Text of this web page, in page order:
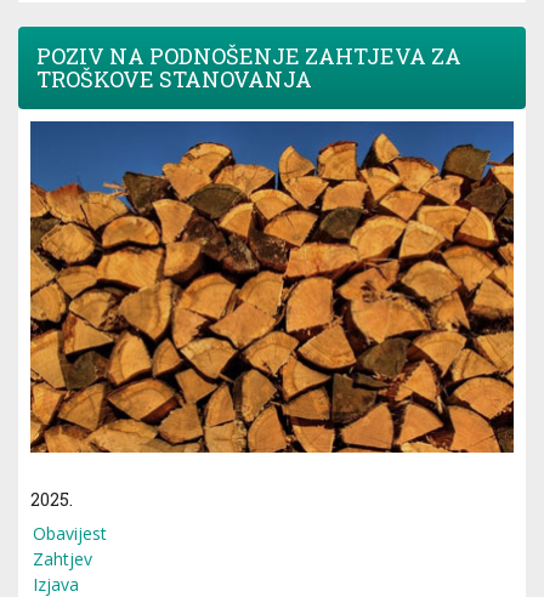
POZIV NA PODNOŠENJE ZAHTJEVA ZA
TROŠKOVE STANOVANJA
2025.
Obavijest
Zahtjev
Izjava